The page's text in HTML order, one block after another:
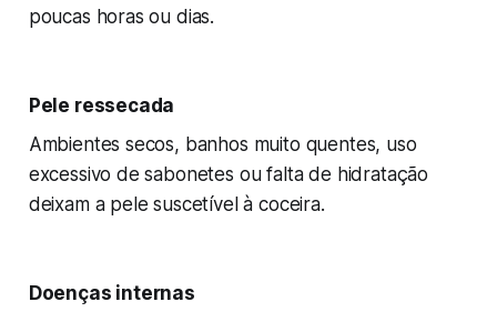
poucas horas ou dias.
Pele ressecada
Ambientes secos, banhos muito quentes, uso
excessivo de sabonetes ou falta de hidratação
deixam a pele suscetível à coceira.
Doenças internas